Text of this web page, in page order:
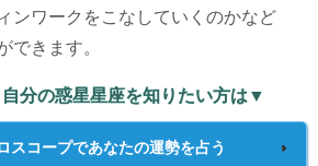
ンワークをこなしていくのかなど
きます。
分の惑星星座を知りたい方は▼
スコープであなたの運勢を占う